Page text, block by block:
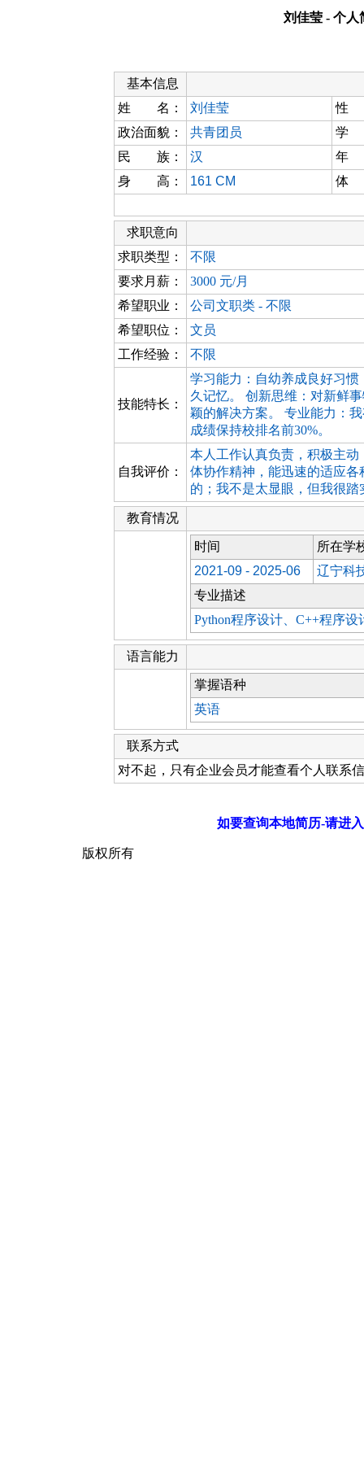
刘佳莹 - 个人
基本信息
姓 名：
刘佳莹
性
政治面貌：
共青团员
学
民 族：
汉
年
身 高：
161 CM 体
求职意向
求职类型：
不限
要求月薪：
3000 元/月
希望职业：
公司文职类 - 不限
希望职位：
文员
工作经验：
不限
技能特长：
学习能力：自幼养成良好习
久记忆。 创新思维：对新鲜
颖的解决方案。 专业能力：
成绩保持校排名前30%。
自我评价：
本人工作认真负责，积极主
体协作精神，能迅速的适应
的；我不是太显眼，但我很
教育情况
时间
所在学
2021-09 - 2025-06
辽宁科
专业描述
Python程序设计、C++程序
语言能力
掌握语种
英语
联系方式
对不起，只有企业会员才能查看个人联系
如要查询本地简历-请进
版权所有